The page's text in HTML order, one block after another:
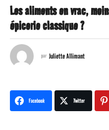
1
n
Les aliments en vrac,
épicerie classique ?
par Juliette Allimant
Facebook Twitter